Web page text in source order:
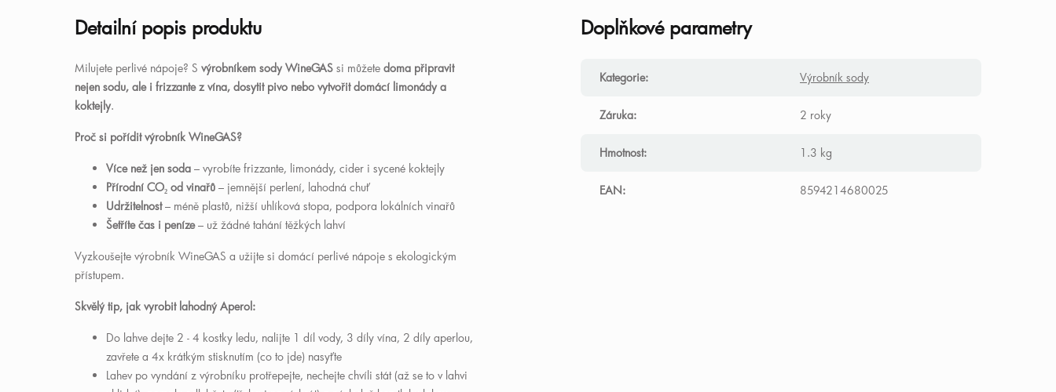
Detailní popis produktu
Milujete perlivé nápoje? Svýrobníkem sody WineGAS si můžetedoma připravit
nejen sodu, ale i frizzante z vína, dosytit pivo nebo vytvořit domácí limonády a
koktejly.
Proč si pořídit výrobník WineGAS?
Více než jen soda – vyrobíte frizzante, limonády, cider i sycené koktejly
Přírodní CO₂ od vinařů – jemnější perlení, lahodná chuť
Udržitelnost– méně plastů, nižší uhlíková stopa, podpora lokálních vinařů
Šetříte čas i peníze– už žádné tahání těžkých lahví
Vyzkoušejte výrobník WineGAS a užijte si domácí perlivé nápoje s ekologickým
přístupem.
Skvělý tip, jak vyrobit lahodný Aperol:
Do lahve dejte 2 - 4 kostky ledu, nalijte 1 díl vody, 3 díly vína, 2 díly aperlou,
zavřete a 4x krátkým stisknutím (co to jde) nasyťte
Lahev po vyndání z výrobníku protřepejte, nechejte chvíli stát (až se to v lahvi
Doplňkové parametry
Kategorie: Výrobník sody
Záruka: 2 roky
Hmotnost: 1.3 kg
EAN: 8594214680025